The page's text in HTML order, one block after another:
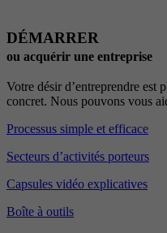
DÉMARRER
ou acquérir une entreprise
Votre désir d’entreprendre est
concret. Nous pouvons vous
Processus simple et efficace
Secteurs d’activités porteurs
Capsules vidéo explicatives
Boîte à outils